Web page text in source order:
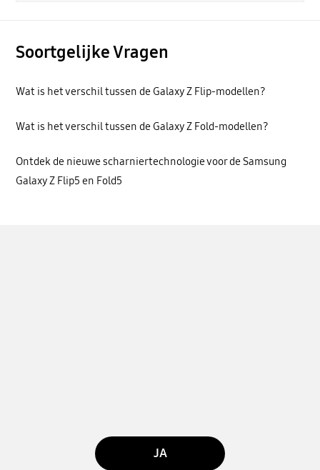
Soortgelijke Vragen
Wat is het verschil tussen de Galaxy Z Flip-modellen?
Wat is het verschil tussen de Galaxy Z Fold-modellen?
Ontdek de nieuwe scharniertechnologie voor de Samsung
Galaxy Z Flip5 en Fold5
JA